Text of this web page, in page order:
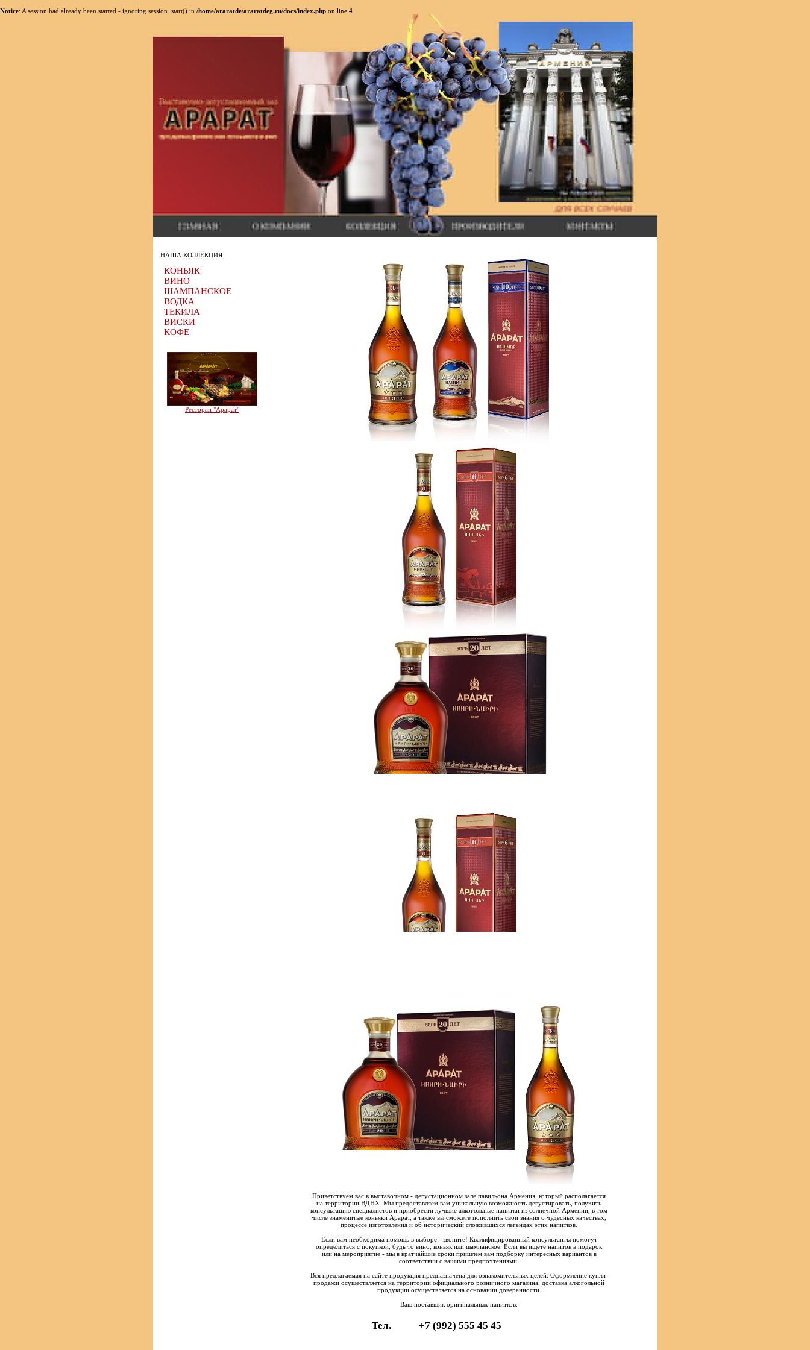
Notice: A session had already been started - ignoring session_start() in /home/araratde/araratdeg.ru/docs/index.php on line 4
НАША КОЛЛЕКЦИЯ
КОНЬЯК
ВИНО
ШАМПАНСКОЕ
ВОДКА
ТЕКИЛА
ВИСКИ
КОФЕ
Ресторан "Арарат"
Приветствуем вас в выставочном - дегустационном зале павильона Армения, который располагается
на территории ВДНХ. Мы предоставляем вам уникальную возможность дегустировать, получить
консультацию специалистов и приобрести лучшие алкогольные напитки из солнечной Армении, в том
числе знаменитые коньяки Арарат, а также вы сможете пополнить свои знания о чудесных качествах,
процессе изготовления и об исторический сложившихся легендах этих напитков.
Если вам необходима помощь в выборе - звоните! Квалифицированный консультанты помогут
определиться с покупкой, будь то вино, коньяк или шампанское. Если вы ищете напиток в подарок
или на мероприятие - мы в кратчайшие сроки пришлем вам подборку интересных вариантов в
соответствии с вашими предпочтениями.
Вся предлагаемая на сайте продукция предназначена для ознакомительных целей. Оформление купли-
продажи осуществляется на территории официального розничного магазина, доставка алкогольной
продукции осуществляется на основании доверенности.
Ваш поставщик оригинальных напитков.
Тел. +7 (992) 555 45 45